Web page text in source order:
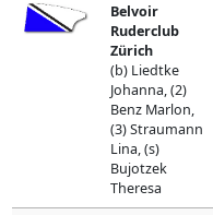
Belvoir
Ruderclub
Zürich
(b) Liedtke
Johanna, (2)
Benz Marlon,
(3) Straumann
Lina, (s)
Bujotzek
Theresa